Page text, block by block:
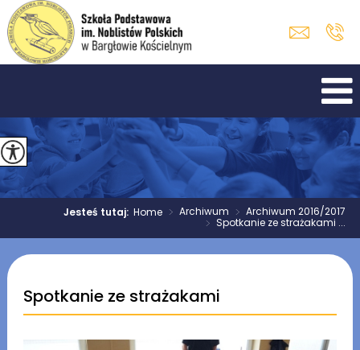
Jesteś tutaj:Home > Archiwum > Archiwum 2016/2017
> Spotkanie ze strażakami ...
Spotkanie ze strażakami